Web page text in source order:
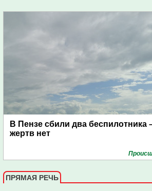
В Пензе сбили два беспилотника
жертв нет
ПРЯМАЯ РЕЧЬ